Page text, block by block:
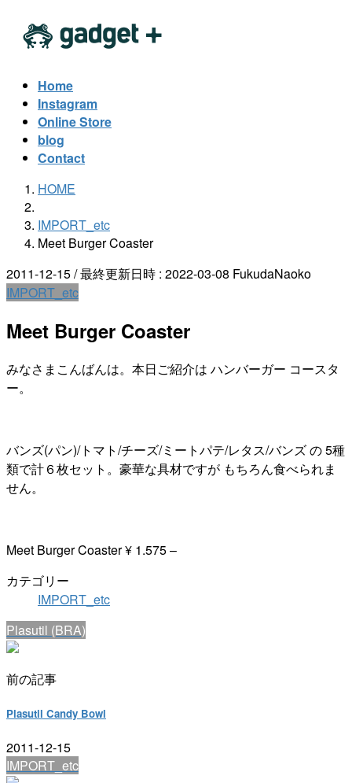
Home
Instagram
Online Store
blog
Contact
HOME
IMPORT_etc
Meet Burger Coaster
2011-12-15/ 最終更新日時 : 2022-03-08 FukudaNaoko
IMPORT_etc
Meet Burger Coaster
みなさまこんばんは。本日ご紹介は ハンバーガー コースタ
ー。
バンズ(パン)/トマト/チーズ/ミートパテ/レタス/バンズ の 5種
類で計６枚セット。豪華な具材ですが もちろん食べられま
せん。
Meet Burger Coaster ¥ 1.575 –
カテゴリー
IMPORT_etc
Plasutil (BRA)
前の記事
Plasutil Candy Bowl
2011-12-15
IMPORT_etc